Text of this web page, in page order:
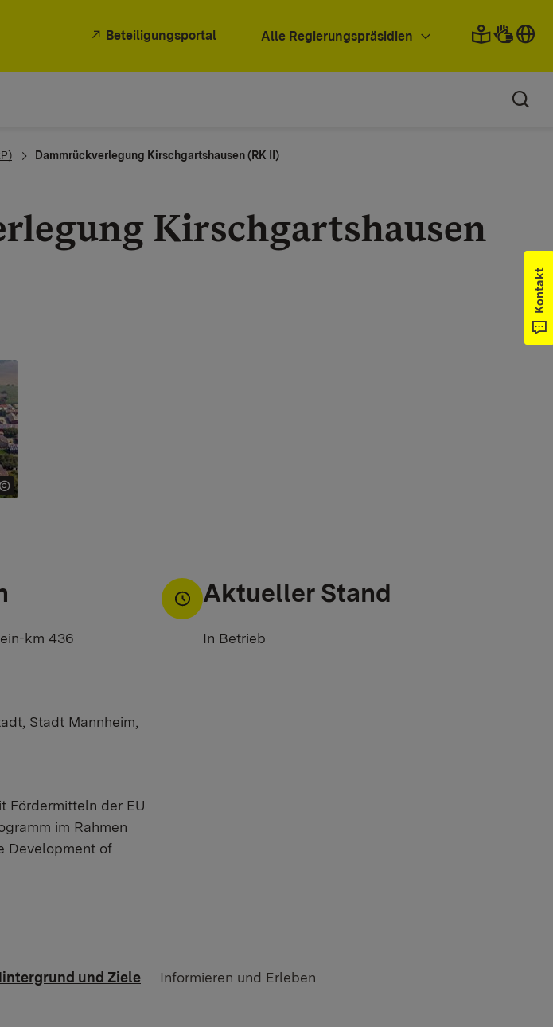
Beteiligungsportal Alle Regierungspräsidien
Dammrückverlegung Kirschgartshausen (RK II)
Kirschgartshausen
km 436
Stadt Mannheim,
Fördermitteln der EU
im Rahmen
Development of
Aktueller Stand
In Betrieb
und Ziele Informieren und Erleben
Kontakt